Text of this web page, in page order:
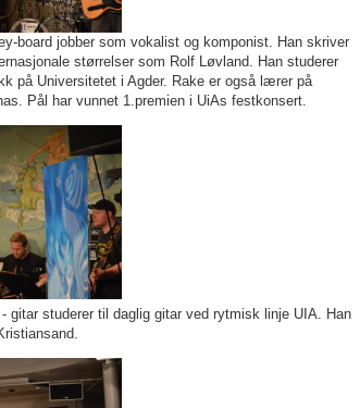
board jobber som vokalist og komponist. Han skriver
størrelser som Rolf Løvland. Han studerer
på Universitetet i Agder. Rake er også lærer på
Pål har vunnet 1.premien i UiAs festkonsert.
gitar studerer til daglig gitar ved rytmisk linje UIA. Han